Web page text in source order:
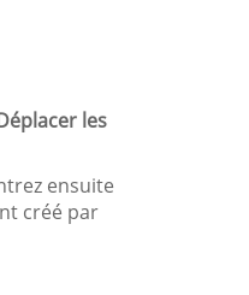
les
ensuite
créé par